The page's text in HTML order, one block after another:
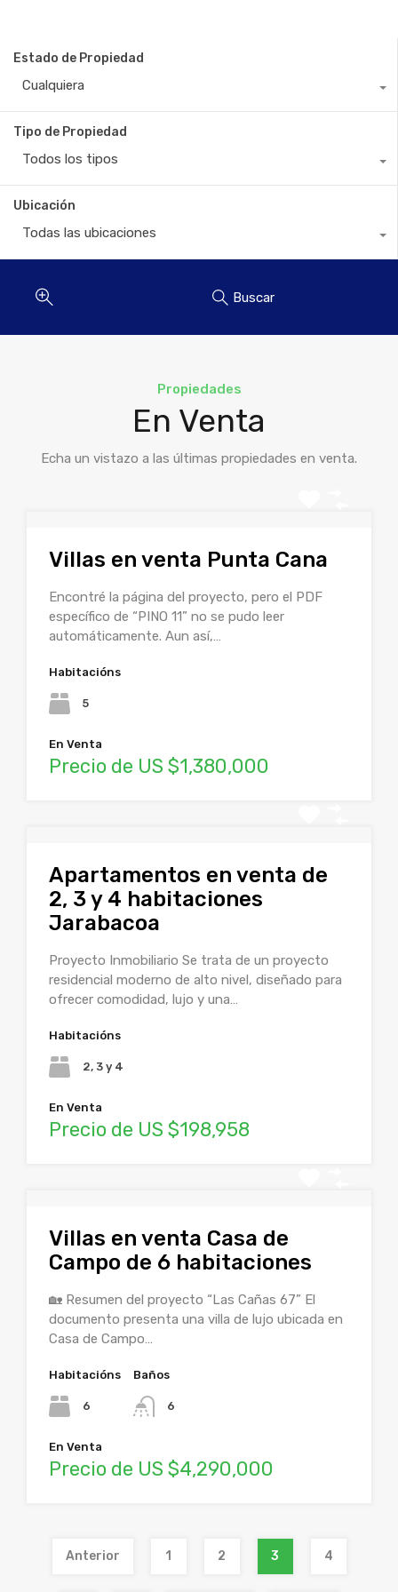
Estado de Propiedad
Cualquiera
Tipo de Propiedad
Todos los tipos
Ubicación
Todas las ubicaciones
Buscar
Propiedades
En Venta
Echa un vistazo a las últimas propiedades en venta.
Villas en venta Punta Cana
Encontré la página del proyecto, pero el PDF
específico de “PINO 11” no se pudo leer
automáticamente. Aun así,…
Habitacións
5
En Venta
Precio de US $1,380,000
Apartamentos en venta de
2, 3 y 4 habitaciones
Jarabacoa
Proyecto Inmobiliario Se trata de un proyecto
residencial moderno de alto nivel, diseñado para
ofrecer comodidad, lujo y una…
Habitacións
2, 3 y 4
En Venta
Precio de US $198,958
Villas en venta Casa de
Campo de 6 habitaciones
🏡 Resumen del proyecto “Las Cañas 67” El
documento presenta una villa de lujo ubicada en
Casa de Campo…
Habitacións
6
Baños
6
En Venta
Precio de US $4,290,000
Anterior 1 2 3 4